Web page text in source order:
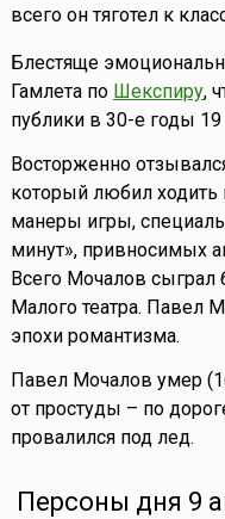
всего он тяготел к
Блестяще
Гамлета по Шекспиру,
публики в 30-е годы 19
Восторженно
который любил ходить
манеры игры,
минут», привносимых
Всего Мочалов сыграл
Малого театра. Павел
эпохи романтизма.
Павел Мочалов умер
от простуды – по
провалился под лед.
Персоны дня 9